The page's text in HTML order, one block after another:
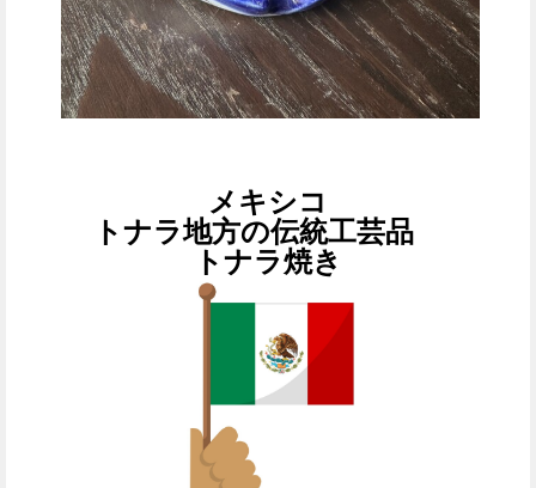
メキシコ
トナラ地方の伝統工芸品
トナラ焼き